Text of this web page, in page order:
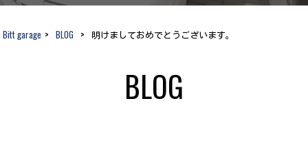
Bitt garage > BLOG > 明けましておめでとうございます。
BLOG